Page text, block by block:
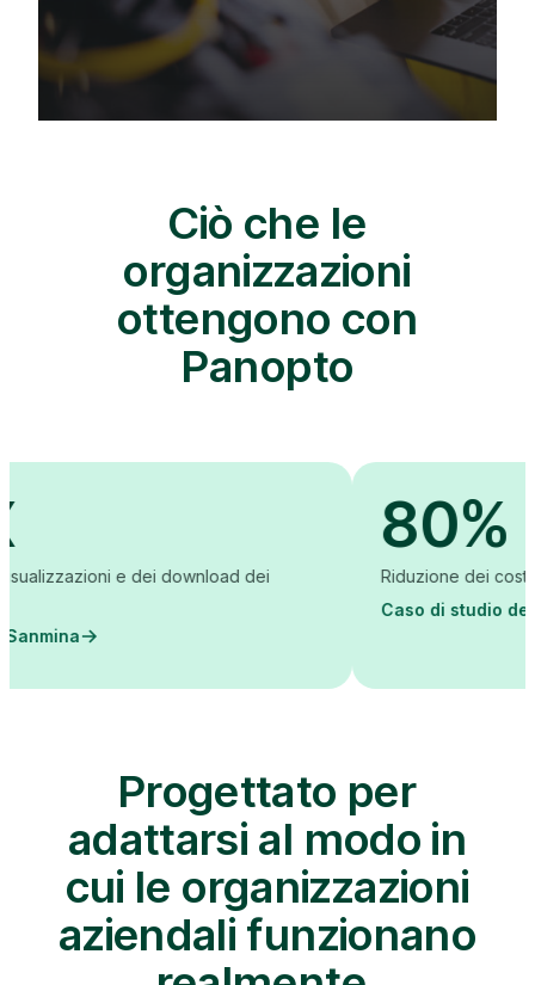
Ciò che le
organizzazioni
ottengono con
Panopto
dei
Riduzione dei costi di creazione dei
Caso di studio dell'Accademia LKQ
Progettato per
adattarsi al modo in
cui le organizzazioni
aziendali funzionano